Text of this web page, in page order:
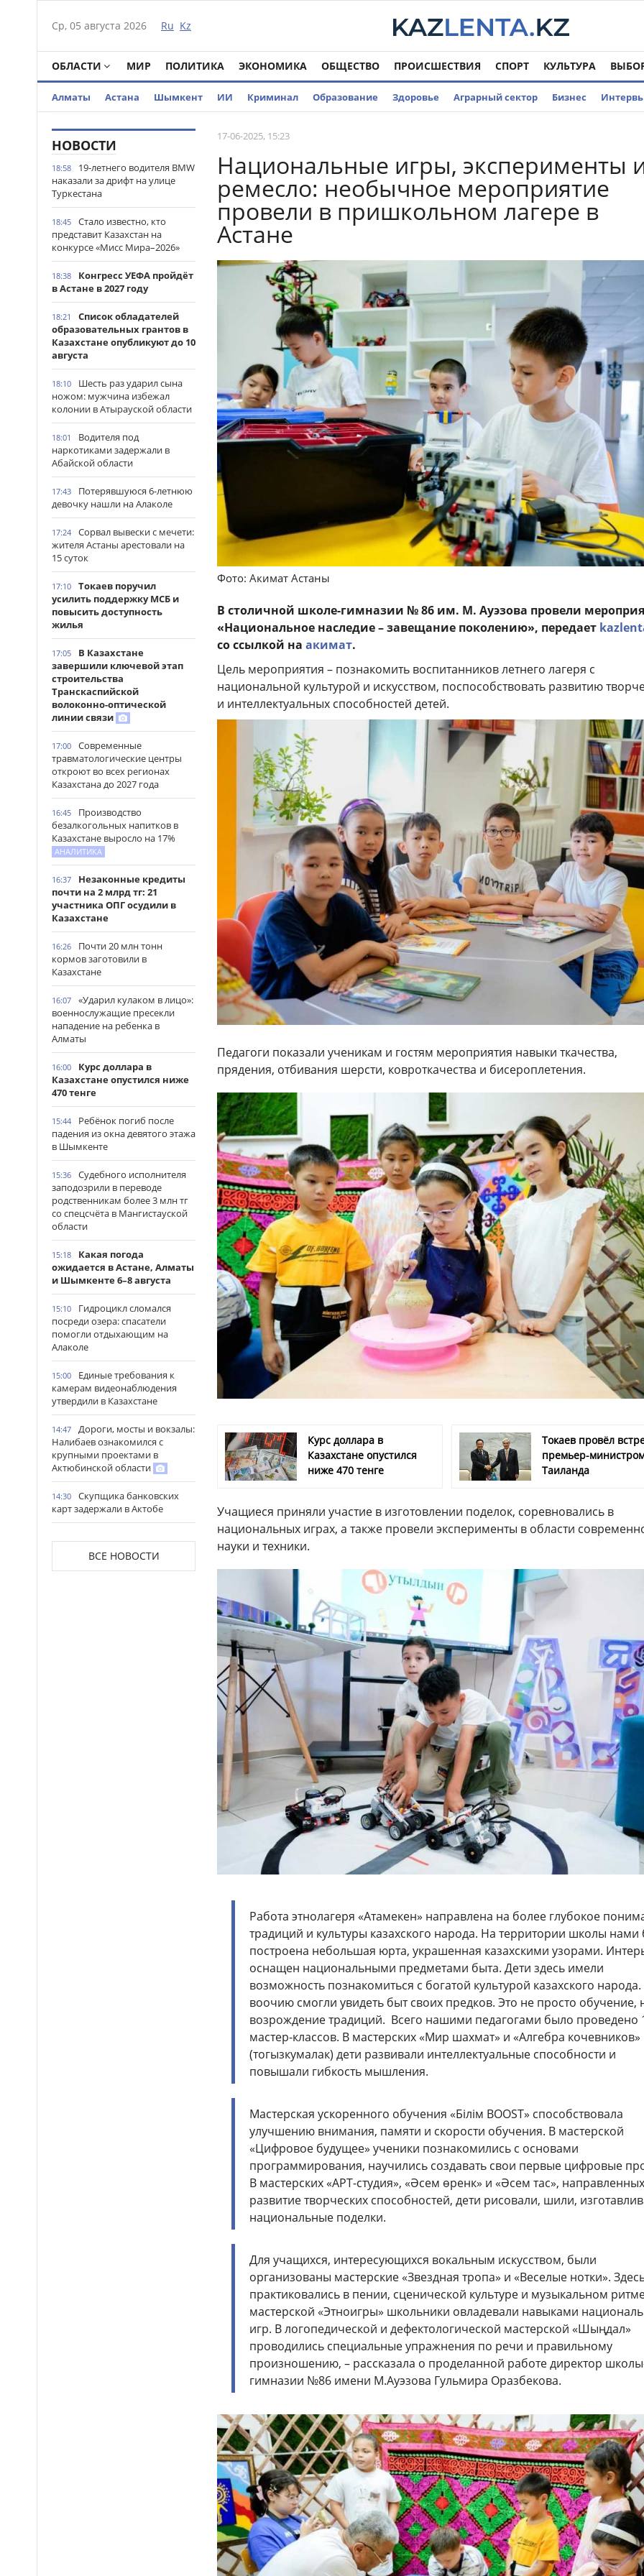
Ср, 05 августа 2026 Ru Kz
ОБЛАСТИ МИР ПОЛИТИКА ЭКОНОМИКА ОБЩЕСТВО ПРОИСШЕСТВИЯ СПОРТ КУЛЬТУРА
Алматы Астана Шымкент ИИ Криминал Образование Здоровье Аграрный сектор Бизнес
НОВОСТИ
18:58
19-летнего водителя BMW
наказали за дрифт на улице
Туркестана
18:45
Стало известно, кто
представит Казахстан на
конкурсе «Мисс Мира–2026»
18:38
Конгресс УЕФА пройдёт
в Астане в 2027 году
18:21
Список обладателей
образовательных грантов в
Казахстане опубликуют до 10
августа
18:10
Шесть раз ударил сына
ножом: мужчина избежал
колонии в Атырауской области
18:01
Водителя под
наркотиками задержали в
Абайской области
17:43
Потерявшуюся 6-летнюю
девочку нашли на Алаколе
17:24
Сорвал вывески с мечети:
жителя Астаны арестовали на
15 суток
17:10
Токаев поручил
усилить поддержку МСБ и
повысить доступность
жилья
17:05
В Казахстане
завершили ключевой этап
строительства
Транскаспийской
волоконно-оптической
линии связи
17:00
Современные
травматологические центры
откроют во всех регионах
Казахстана до 2027 года
16:45
Производство
безалкогольных напитков в
Казахстане выросло на 17%
АНАЛИТИКА
16:37
Незаконные кредиты
почти на 2 млрд тг: 21
участника ОПГ осудили в
Казахстане
16:26
Почти 20 млн тонн
кормов заготовили в
Казахстане
16:07
«Ударил кулаком в лицо»:
военнослужащие пресекли
нападение на ребенка в
Алматы
16:00
Курс доллара в
Казахстане опустился ниже
470 тенге
15:44
Ребёнок погиб после
падения из окна девятого этажа
в Шымкенте
15:36
Судебного исполнителя
заподозрили в переводе
родственникам более 3 млн тг
со спецсчёта в Мангистауской
области
15:18
Какая погода
ожидается в Астане, Алматы
и Шымкенте 6–8 августа
15:10
Гидроцикл сломался
посреди озера: спасатели
помогли отдыхающим на
Алаколе
15:00
Единые требования к
камерам видеонаблюдения
утвердили в Казахстане
14:47
Дороги, мосты и вокзалы:
Налибаев ознакомился с
крупными проектами в
Актюбинской области
14:30
Скупщика банковских
карт задержали в Актобе
масштабный республиканский
проект «Читающая нация»
ВСЕ НОВОСТИ
17-06-2025, 15:23
Национальные игры, эксперименты
ремесло: необычное мероприятие
провели в пришкольном лагере в
Астане
Фото: Акимат Астаны
В столичной школе-гимназии № 86 им. М. Ауэзова провели
«Национальное наследие – завещание поколению», передает
со ссылкой на акимат.
Цель мероприятия – познакомить воспитанников летнего лагеря с
национальной культурой и искусством, поспособствовать развитию
и интеллектуальных способностей детей.
Педагоги показали ученикам и гостям мероприятия навыки ткачества,
прядения, отбивания шерсти, ковроткачества и бисероплетения.
Курс доллара в
Казахстане опустился
ниже 470 тенге
Токаев провёл
премьер-
Таиланда
Учащиеся приняли участие в изготовлении поделок, соревновались в
национальных играх, а также провели эксперименты в области
науки и техники.
Работа этнолагеря «Атамекен» направлена на более глубокое
традиций и культуры казахского народа. На территории школы нами
построена небольшая юрта, украшенная казахскими узорами.
оснащен национальными предметами быта. Дети здесь имели
возможность познакомиться с богатой культурой казахского
воочию смогли увидеть быт своих предков. Это не просто обучение,
возрождение традиций. Всего нашими педагогами было проведено
мастер-классов. В мастерских «Мир шахмат» и «Алгебра кочевников»
(тогызкумалак) дети развивали интеллектуальные способности и
повышали гибкость мышления.
Мастерская ускоренного обучения «Білім BOOST» способствовала
улучшению внимания, памяти и скорости обучения. В мастерской
«Цифровое будущее» ученики познакомились с основами
программирования, научились создавать свои первые цифровые
В мастерских «АРТ-студия», «Әсем өренк» и «Әсем тас»,
развитие творческих способностей, дети рисовали, шили,
национальные поделки.
Для учащихся, интересующихся вокальным искусством, были
организованы мастерские «Звездная тропа» и «Веселые нотки».
практиковались в пении, сценической культуре и музыкальном
мастерской «Этноигры» школьники овладевали навыками
игр. В логопедической и дефектологической мастерской «Шыңдал»
проводились специальные упражнения по речи и правильному
произношению, – рассказала о проделанной работе директор
гимназии №86 имени М.Ауэзова Гульмира Оразбекова.